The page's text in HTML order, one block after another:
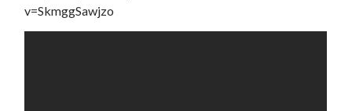
v=SkmggSawjzo